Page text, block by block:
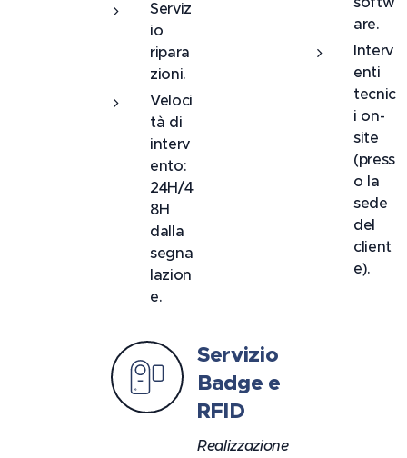
Serviz
io
ripara
zioni.
Veloci
tà di
interv
ento:
24H/4
8H
dalla
segna
lazion
e.
are.
Interv
enti
tecnic
i on-
site
(press
o la
sede
del
client
e).
Servizio
Badge e
RFID
Realizzazione